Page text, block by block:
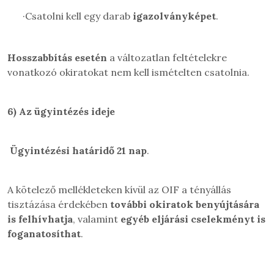
·Csatolni kell egy darab igazolványképet.
Hosszabbítás esetén a változatlan feltételekre
vonatkozó okiratokat nem kell ismételten csatolnia.
6) Az ügyintézés ideje
Ügyintézési határidő 21 nap.
A kötelező mellékleteken kívül az OIF a tényállás
tisztázása érdekében további okiratok benyújtására
is felhívhatja, valamint egyéb eljárási cselekményt is
foganatosíthat.